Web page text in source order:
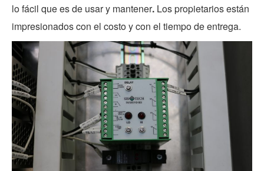
lo fácil que es de usar y mantener. Los propietarios están
impresionados con el costo y con el tiempo de entrega.